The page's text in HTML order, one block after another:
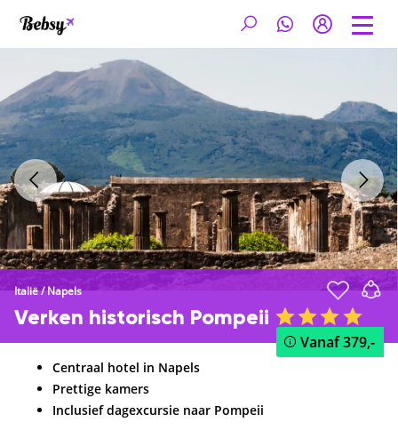
Italië/Napels
Verken historisch Pompeii
Vanaf379,-
Centraal hotel in Napels
Prettige kamers
Inclusief dagexcursie naar Pompeii